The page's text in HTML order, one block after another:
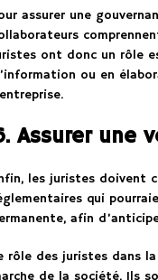
assurer une
ont donc un rôle
ou en
Assurer une
les juristes doivent
qui
afin
rôle des juristes dans
de la société. Ils